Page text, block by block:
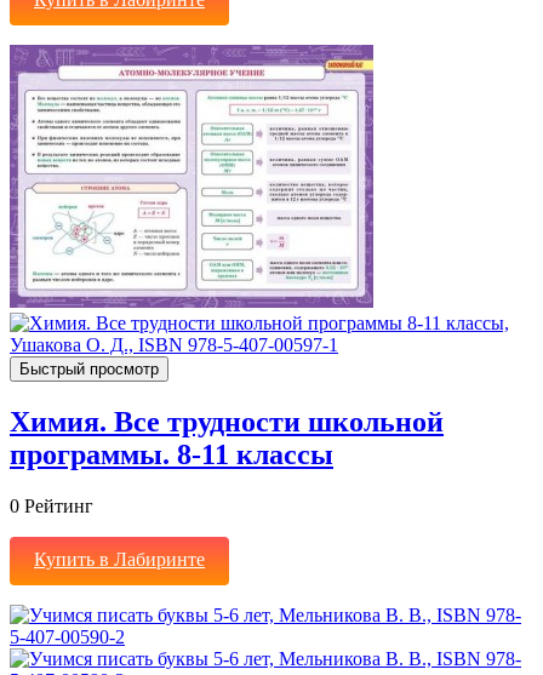
Быстрый просмотр
Химия. Все трудности школьной
программы. 8-11 классы
0 Рейтинг
Купить в Лабиринте